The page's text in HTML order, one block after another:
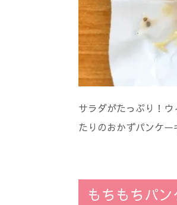
サラダがたっぷり！
たりのおかずパンケー
もちもちパ